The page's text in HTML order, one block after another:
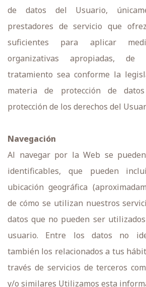
de datos del Usuario,
prestadores de servicio que
suficientes para aplicar
organizativas apropiadas,
tratamiento sea conforme la
materia de protección de
protección de los derechos del
Navegación
Al navegar por la Web se
identificables, que pueden
ubicación geográfica
de cómo se utilizan nuestros
datos que no pueden ser
usuario. Entre los datos no
también los relacionados a tus
través de servicios de terceros
y/o similares Utilizamos esta